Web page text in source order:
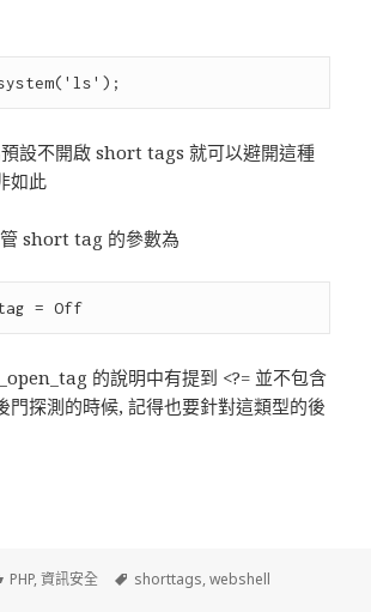
設不開啟 short tags 就可以避開這種
如此
short tag 的參數為
的說明中有提到 <?= 並不包含
門探測的時候, 記得也要針對這類型的後
分
PHP,資訊安全
標
shorttags,webshell